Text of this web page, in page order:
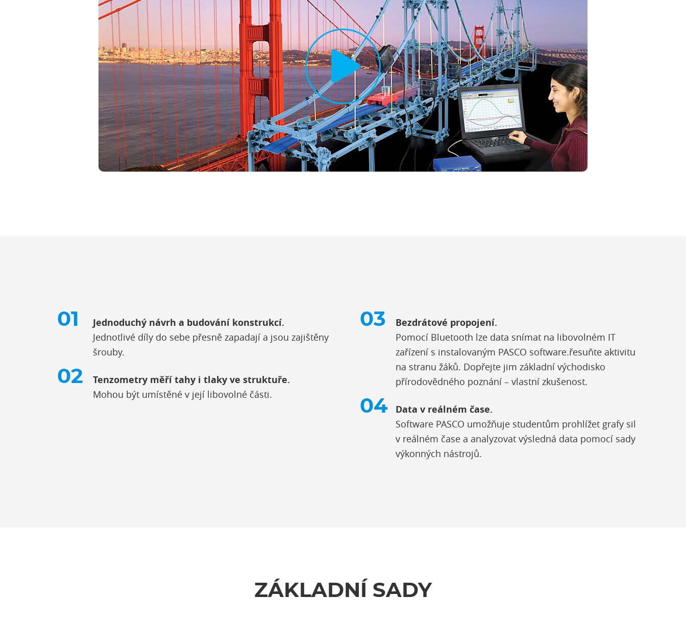
Jednoduchý návrh a budování konstrukcí.
Jednotlivé díly do sebe přesně zapadají a jsou zajištěny
šrouby.
Tenzometry měří tahy i tlaky ve struktuře.
Mohou být umístěné v její libovolné části.
Bezdrátové propojení.
Pomocí Bluetooth lze data snímat na libovolném IT
zařízení s instalovaným PASCO software.řesuňte aktivitu
na stranu žáků. Dopřejte jim základní východisko
přírodovědného poznání – vlastní zkušenost.
Data v reálném čase.
Software PASCO umožňuje studentům prohlížet grafy sil
v reálném čase a analyzovat výsledná data pomocí sady
výkonných nástrojů.
ZÁKLADNÍ SADY